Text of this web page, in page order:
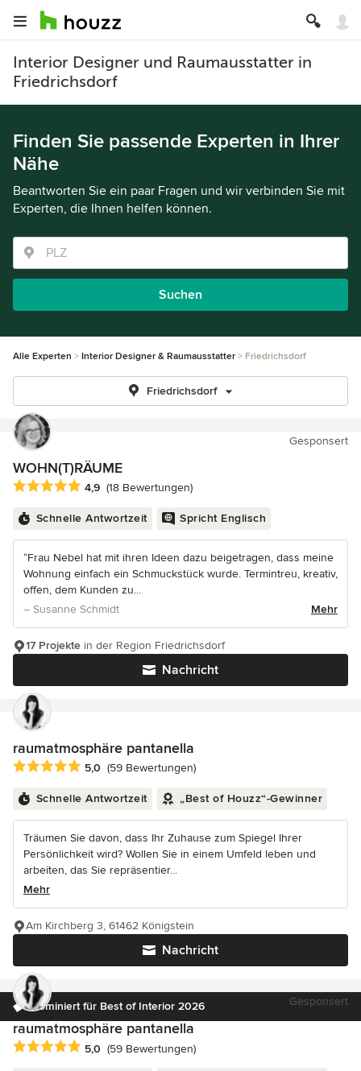
Interior Designer und Raumausstatter in
Friedrichsdorf
Finden Sie passende Experten in Ihrer
Nähe
Beantworten Sie ein paar Fragen und wir verbinden Sie mit
Experten, die Ihnen helfen können.
Suchen
Alle Experten Interior Designer & Raumausstatter Friedrichsdorf
Friedrichsdorf
Gesponsert
WOHN(T)RÄUME
Durchschnittliche Bewertung: 4.9 von 5 Sternen
4,9 (18 Bewertungen)
Schnelle Antwortzeit Spricht Englisch
“Frau Nebel hat mit ihren Ideen dazu beigetragen, dass meine
Wohnung einfach ein Schmuckstück wurde. Termintreu, kreativ,
offen, dem Kunden zu...
– Susanne Schmidt
Mehr
Nachricht
17 Projekte in der Region Friedrichsdorf
raumatmosphäre pantanella
Durchschnittliche Bewertung: 5 von 5 Sternen
5,0 (59 Bewertungen)
Schnelle Antwortzeit „Best of Houzz“-Gewinner
Träumen Sie davon, dass Ihr Zuhause zum Spiegel Ihrer
Persönlichkeit wird? Wollen Sie in einem Umfeld leben und
arbeiten, das Sie repräsentier...
Mehr
Nachricht
Am Kirchberg 3, 61462 Königstein
Nominiert für Best of Interior 2026 Gesponsert
raumatmosphäre pantanella
Durchschnittliche Bewertung: 5 von 5 Sternen
5,0 (59 Bewertungen)